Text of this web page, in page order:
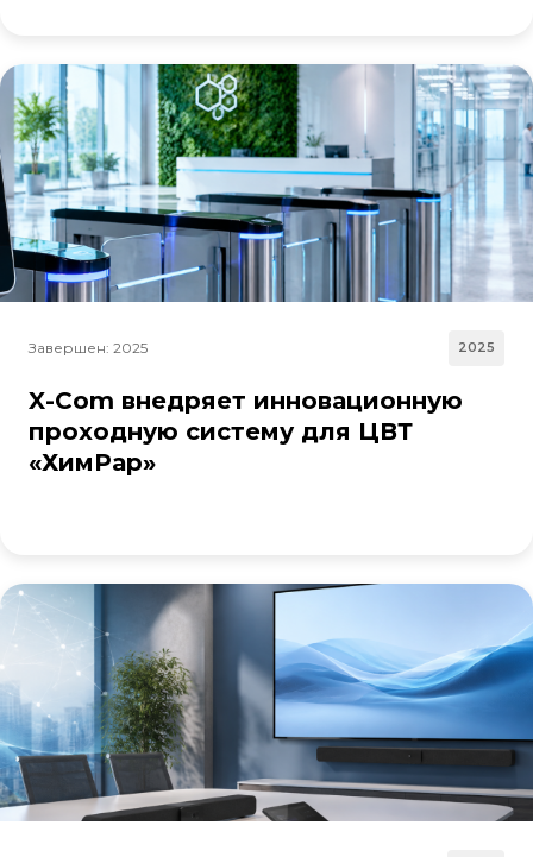
Завершен: 2025 2025
X-Com внедряет инновационную
проходную систему для ЦВТ
«ХимРар»